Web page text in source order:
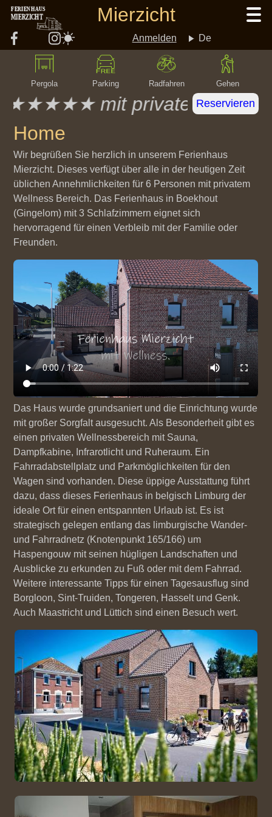
Direkt
zum
Inhalt
MIERZICHT
FERIENHAUS Mierzicht
De
User
account
Anmelden
Pergola Parking Radfahren Gehen
mit privatem Reservieren
Home
Wir begrüßen Sie herzlich in unserem Ferienhaus
Mierzicht. Dieses verfügt über alle in der heutigen Zeit
üblichen Annehmlichkeiten für 6 Personen mit privatem
Wellness Bereich. Das Ferienhaus in Boekhout
(Gingelom) mit 3 Schlafzimmern eignet sich
hervorragend für einen Verbleib mit der Familie oder
Freunden.
Das Haus wurde grundsaniert und die Einrichtung wurde
mit großer Sorgfalt ausgesucht. Als Besonderheit gibt es
einen privaten Wellnessbereich mit Sauna,
Dampfkabine, Infrarotlicht und Ruheraum. Ein
Fahrradabstellplatz und Parkmöglichkeiten für den
Wagen sind vorhanden. Diese üppige Ausstattung führt
dazu, dass dieses Ferienhaus in belgisch Limburg der
ideale Ort für einen entspannten Urlaub ist. Es ist
strategisch gelegen entlang das limburgische Wander-
und Fahrradnetz (Knotenpunkt 165/166) um
Haspengouw mit seinen hügligen Landschaften und
Ausblicke zu erkunden zu Fuß oder mit dem Fahrrad.
Weitere interessante Tipps für einen Tagesausflug sind
Borgloon, Sint-Truiden, Tongeren, Hasselt und Genk.
Auch Maastricht und Lüttich sind einen Besuch wert.
Bild